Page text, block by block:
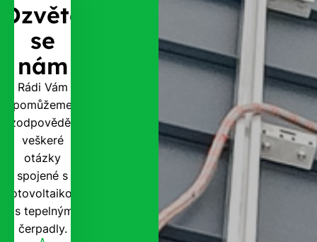
Ozvěte
se
nám
Rádi Vám
pomůžeme
zodpovědět
veškeré
otázky
spojené s
fotovoltaikou
i s tepelnými
čerpadly.